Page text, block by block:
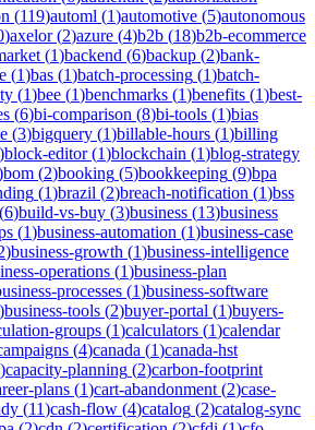
(119)automl (1)automotive (5)autonomous
)axelor(2)azure (4)b2b (18)b2b-ecommerce
(1)backend (6)backup (2)bank-
(1)bas (1)batch-processing (1)batch-
(1)bee (1)benchmarks (1)benefits (1)best-
(6)bi-comparison (8)bi-tools (1)bias
(3)bigquery (1)billable-hours (1)billing
)block-editor(1)blockchain (1)blog-strategy
bom (2)booking (5)bookkeeping (9)bpa
(1)brazil (2)breach-notification (1)bss
(6)build-vs-buy (3)business (13)business
(1)business-automation (1)business-case
)business-growth (1)business-intelligence
operations (1)business-plan
processes (1)business-software
)business-tools (2)buyer-portal (1)buyers-
groups (1)calculators (1)calendar
(4)canada (1)canada-hst
)capacity-planning (2)carbon-footprint
plans (1)cart-abandonment (2)case-
(11)cash-flow (4)catalog (2)catalog-sync